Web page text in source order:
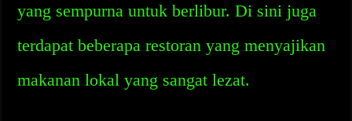
yang sempurna untuk berlibur. Di sini juga
terdapat beberapa restoran yang menyajikan
makanan lokal yang sangat lezat.